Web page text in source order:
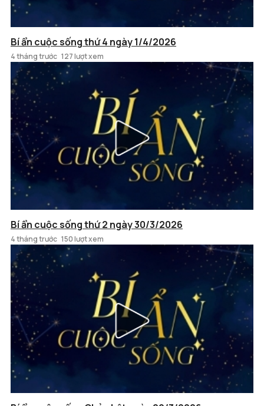
Bí ẩn cuộc sống thứ 4 ngày 1/4/2026
4 tháng trước 127 lượt xem
Bí ẩn cuộc sống thứ 2 ngày 30/3/2026
4 tháng trước 150 lượt xem